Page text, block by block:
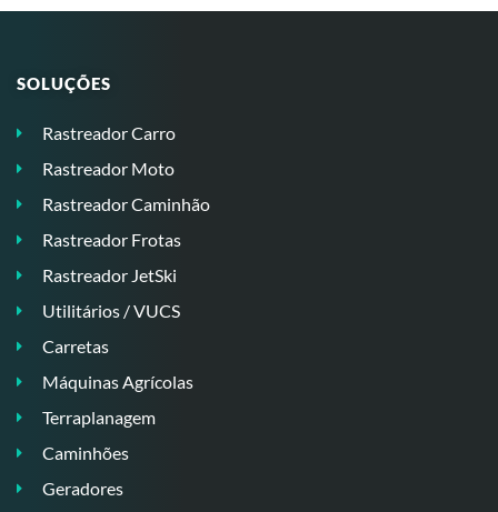
SOLUÇÕES
Rastreador Carro
Rastreador Moto
Rastreador Caminhão
Rastreador Frotas
Rastreador JetSki
Utilitários / VUCS
Carretas
Máquinas Agrícolas
Terraplanagem
Caminhões
Geradores